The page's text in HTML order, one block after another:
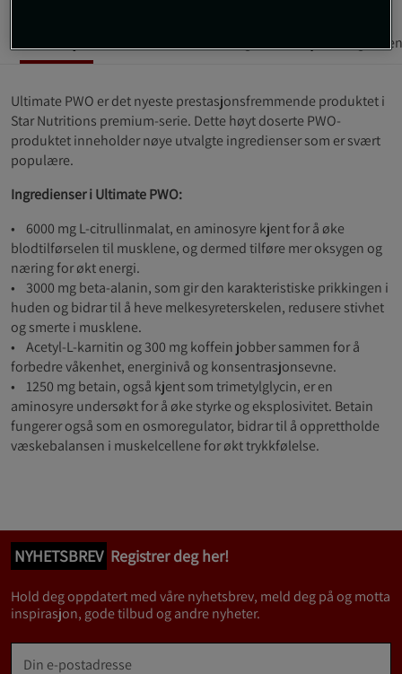
Næringsinformasjon &
Ultimate PWO er det nyeste prestasjonsfremmende produktet i
Star Nutritions premium-serie. Dette høyt doserte PWO-
produktet inneholder nøye utvalgte ingredienser som er svært
populære.
Ingredienser i Ultimate PWO:
• 6000 mg L-citrullinmalat, en aminosyre kjent for å øke
blodtilførselen til musklene, og dermed tilføre mer oksygen og
næring for økt energi.
• 3000 mg beta-alanin, som gir den karakteristiske prikkingen i
huden og bidrar til å heve melkesyreterskelen, redusere stivhet
og smerte i musklene.
• Acetyl-L-karnitin og 300 mg koffein jobber sammen for å
forbedre våkenhet, energinivå og konsentrasjonsevne.
• 1250 mg betain, også kjent som trimetylglycin, er en
aminosyre undersøkt for å øke styrke og eksplosivitet. Betain
fungerer også som en osmoregulator, bidrar til å opprettholde
væskebalansen i muskelcellene for økt trykkfølelse.
NYHETSBREV Registrer deg her!
Hold deg oppdatert med våre nyhetsbrev, meld deg på og motta
inspirasjon, gode tilbud og andre nyheter.